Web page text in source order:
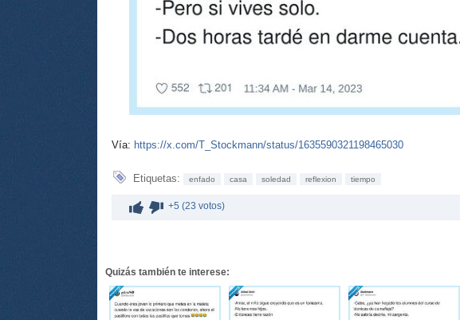
Vía: https://x.com/T_Stockmann/status/1635590321198465030
Etiquetas: enfado casa soledad reflexion tiempo
+5 (23 votos)
Quizás también te interese: